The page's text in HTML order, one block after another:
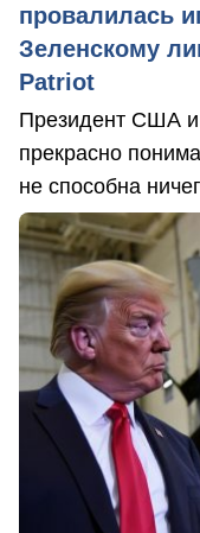
провалилась
Зеленскому
Patriot
Президент США и
прекрасно
не способна